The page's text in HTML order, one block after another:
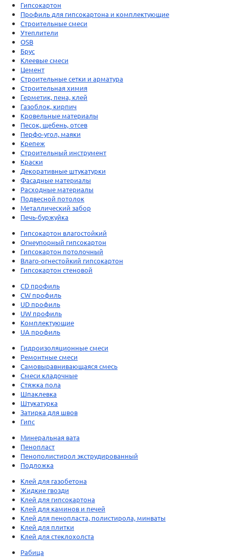
Гипсокартон
Профиль для гипсокартона и комплектующие
Строительные смеси
Утеплители
OSB
Брус
Клеевые смеси
Цемент
Строительные сетки и арматура
Строительная химия
Герметик, пена, клей
Газоблок, кирпич
Кровельные материалы
Песок, щебень, отсев
Перфо-угол, маяки
Крепеж
Строительный инструмент
Краски
Декоративные штукатурки
Фасадные материалы
Расходные материалы
Подвесной потолок
Металлический забор
Печь-буржуйка
Гипсокартон влагостойкий
Огнеупорный гипсокартон
Гипсокартон потолочный
Влаго-огнестойкий гипсокартон
Гипсокартон стеновой
CD профиль
CW профиль
UD профиль
UW профиль
Комплектующие
UA профиль
Гидроизоляционные смеси
Ремонтные смеси
Самовыравнивающаяся смесь
Смеси кладочные
Стяжка пола
Шпаклевка
Штукатурка
Затирка для швов
Гипс
Минеральная вата
Пенопласт
Пенополистирол экструдированный
Подложка
Клей для газобетона
Жидкие гвозди
Клей для гипсокартона
Клей для каминов и печей
Клей для пенопласта, полистирола, минваты
Клей для плитки
Клей для стеклохолста
Рабица